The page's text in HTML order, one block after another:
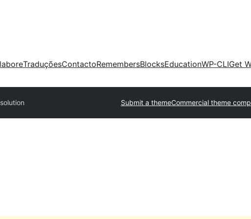
TraduçõesContactoRemembersBlocksEducationWP-CLIGet
Submit a themeCommercial theme